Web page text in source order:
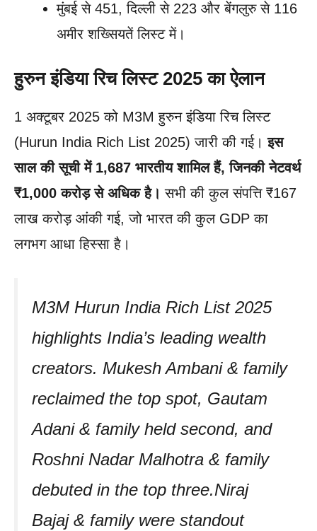
मुंबई से 451, दिल्ली से 223 और बेंगलुरु से 116
अमीर शख्सियतें लिस्ट में।
हुरुन इंडिया रिच लिस्ट 2025 का ऐलान
1 अक्टूबर 2025 को M3M हुरुन इंडिया रिच लिस्ट
(Hurun India Rich List 2025) जारी की गई।इस
साल की सूची में 1,687 भारतीय शामिल हैं, जिनकी नेटवर्थ
₹1,000 करोड़ से अधिक है। सभी की कुल संपत्ति ₹167
लाख करोड़ आंकी गई, जो भारत की कुल GDP का
लगभग आधा हिस्सा है।
M3M Hurun India Rich List 2025
highlights India’s leading wealth
creators. Mukesh Ambani & family
reclaimed the top spot, Gautam
Adani & family held second, and
Roshni Nadar Malhotra & family
debuted in the top three.Niraj
Bajaj & family were standout